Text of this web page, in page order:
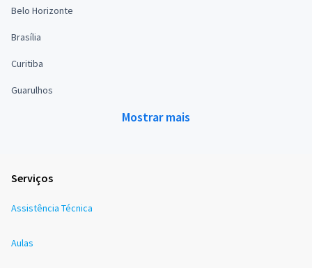
Belo Horizonte
Brasília
Curitiba
Guarulhos
Mostrar mais
Serviços
Assistência Técnica
Aulas